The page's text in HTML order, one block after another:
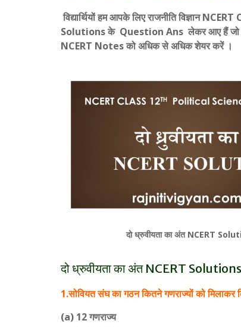
विद्यार्थियों हम आपके लिए राजनीति विज्ञान
Solutions के Question Ans लेकर आए हैं जो
NCERT Notes को अधिक से अधिक शेयर करें ।
दो ध्रुवीयता का अंत NCERT
दो ध्रुवीयता का अंत NCERT Solutions
1.सोवियत संघ का गठन कितने गणराज्यों को मिलाकर
(a) 12 गणराज्य